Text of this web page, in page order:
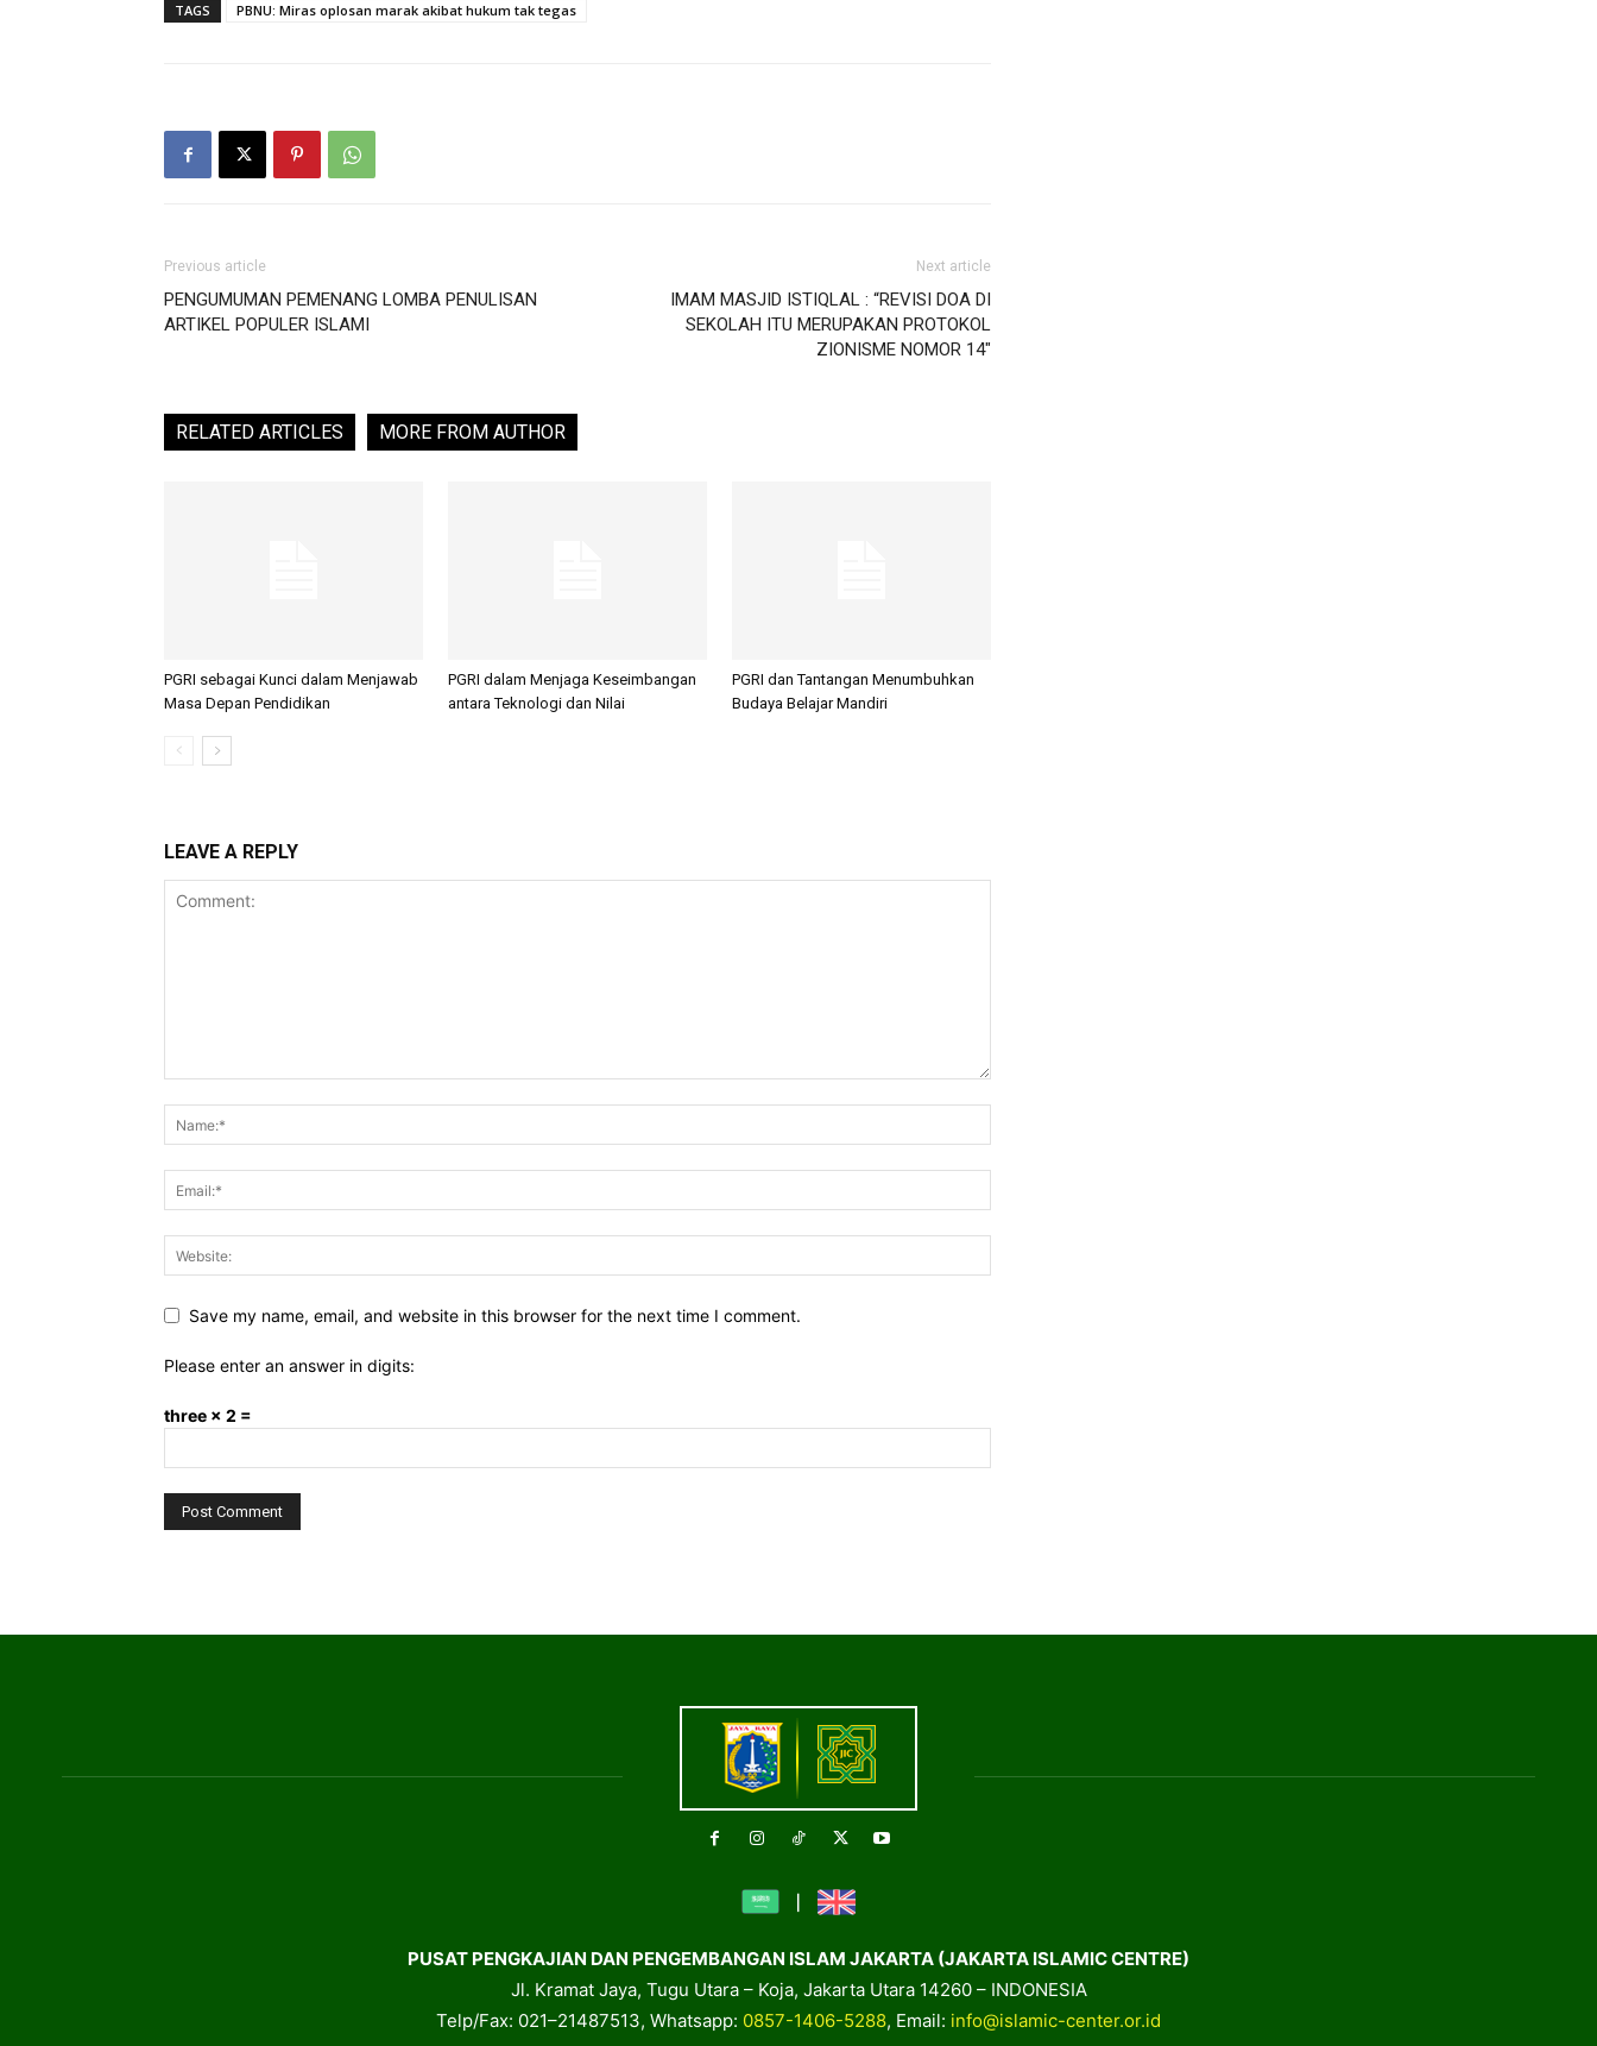
TAGS PBNU: Miras oplosan marak akibat hukum tak tegas
Previous article
PENGUMUMAN PEMENANG LOMBA PENULISAN
ARTIKEL POPULER ISLAMI
Next article
IMAM MASJID ISTIQLAL : “REVISI DOA DI
SEKOLAH ITU MERUPAKAN PROTOKOL
ZIONISME NOMOR 14″
RELATED ARTICLES MORE FROM AUTHOR
PGRI sebagai Kunci dalam Menjawab
Masa Depan Pendidikan
PGRI dalam Menjaga Keseimbangan
antara Teknologi dan Nilai
PGRI dan Tantangan Menumbuhkan
Budaya Belajar Mandiri
LEAVE A REPLY
Save my name, email, and website in this browser for the next time I comment.
Please enter an answer in digits:
three × 2 =
PUSAT PENGKAJIAN DAN PENGEMBANGAN ISLAM JAKARTA (JAKARTA ISLAMIC CENTRE)
Jl. Kramat Jaya, Tugu Utara – Koja, Jakarta Utara 14260 – INDONESIA
Telp/Fax: 021–21487513, Whatsapp: 0857-1406-5288, Email: info@islamic-center.or.id